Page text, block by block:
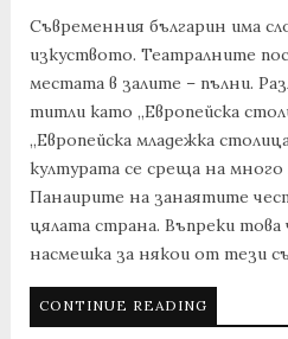
Съвременния българин има
изкуството. Театралните
местата в залите – пълни.
титли като „Европейска
„Европейска младежка
културата се среща на много
Панаирите на занаятите
цялата страна. Въпреки това
насмешка за някои от тези
CONTINUE READING